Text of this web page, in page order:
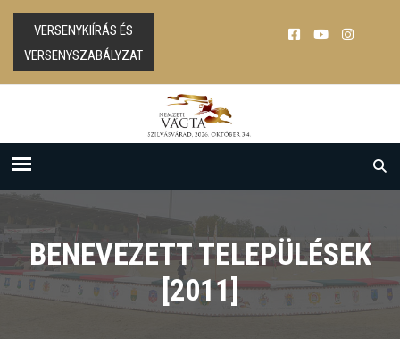
VERSENYKIÍRÁS ÉS
VERSENYSZABÁLYZAT
BENEVEZETT TELEPÜLÉSEK
[2011]